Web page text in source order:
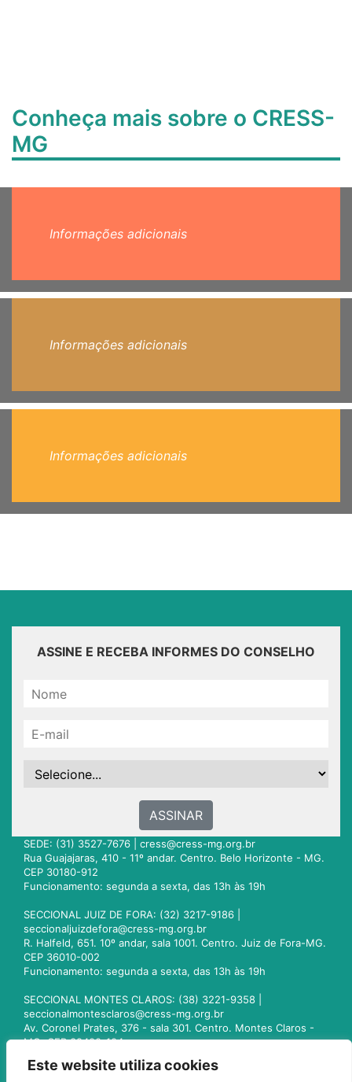
Este website utiliza cookies
Conheça mais sobre o CRESS-
MG
Informações adicionais
Informações adicionais
Informações adicionais
ASSINE E RECEBA INFORMES DO CONSELHO
ASSINAR
SEDE: (31) 3527-7676 | cress@cress-mg.org.br
Rua Guajajaras, 410 - 11º andar. Centro. Belo Horizonte - MG.
CEP 30180-912
Funcionamento: segunda a sexta, das 13h às 19h
SECCIONAL JUIZ DE FORA: (32) 3217-9186 |
seccionaljuizdefora@cress-mg.org.br
R. Halfeld, 651. 10º andar, sala 1001. Centro. Juiz de Fora-MG.
CEP 36010-002
Funcionamento: segunda a sexta, das 13h às 19h
SECCIONAL MONTES CLAROS: (38) 3221-9358 |
seccionalmontesclaros@cress-mg.org.br
Av. Coronel Prates, 376 - sala 301. Centro. Montes Claros -
MG. CEP 39400-104